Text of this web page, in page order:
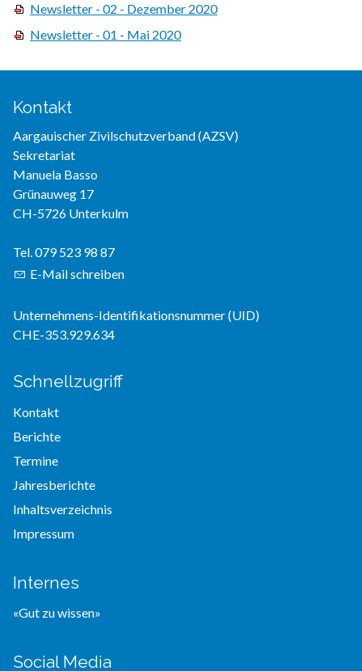
Newsletter - 02 - Dezember 2020
Newsletter - 01 - Mai 2020
Kontakt
Aargauischer Zivilschutzverband (AZSV)
Sekretariat
Manuela Basso
Grünauweg 17
CH-5726 Unterkulm
Tel. 079 523 98 87
E-Mail schreiben
Unternehmens-Identifikationsnummer (UID)
CHE-353.929.634
Schnellzugriff
Kontakt
Berichte
Termine
Jahresberichte
Inhaltsverzeichnis
Impressum
Internes
«Gut zu wissen»
Social Media